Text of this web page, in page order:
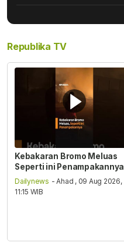
Republika TV
Kebakaran Bromo Meluas
Seperti ini Penampakannya
Dailynews - Ahad , 09 Aug 2026,
11:15 WIB